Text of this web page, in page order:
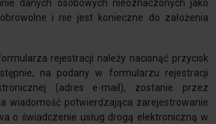
danych osobowych nieoznaczonych jako
i nie jest konieczne do założenia
rejestracji należy nacisnąć przycisk
na podany w formularzu rejestracji
(adres e-mail), zostanie przez
wiadomość potwierdzająca zarejestrowanie
o świadczenie usług drogą elektroniczną w